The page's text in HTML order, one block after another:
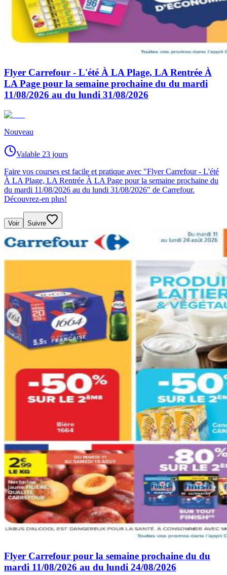
Flyer Carrefour - L'été À LA Plage, LA Rentrée À
LA Page pour la semaine prochaine du du mardi
11/08/2026 au du lundi 31/08/2026
Nouveau
Valable 23 jours
Faire vos courses est facile et pratique avec "Flyer Carrefour - L'été
À LA Plage, LA Rentrée À LA Page pour la semaine prochaine du
du mardi 11/08/2026 au du lundi 31/08/2026" de Carrefour.
Découvrez-en plus!
Voir Suivre
Flyer Carrefour pour la semaine prochaine du du
mardi 11/08/2026 au du lundi 24/08/2026